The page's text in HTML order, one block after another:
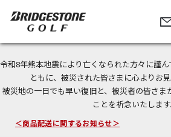
令和8年熊本地震により亡くなられた方々に謹
ともに、被災された皆さまに心よりお見
被災地の一日でも早い復旧と、被災者の皆さま
ことを祈念いたします
今なら新規会員登録で1,000円OFFクーポン
＜商品配送に関するお知らせ＞
＜夏季休暇中のご注文・発送・お問い合わせ＞